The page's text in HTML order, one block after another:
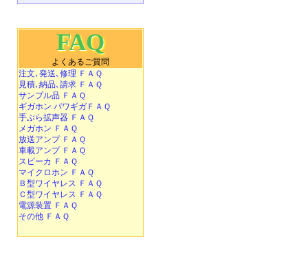
FAQ
よくあるご質問
注文､発送､修理 ＦＡＱ
見積､納品､請求 ＦＡＱ
サンプル品 ＦＡＱ
ギガホン パワギガＦＡＱ
手ぶら拡声器 ＦＡＱ
メガホン ＦＡＱ
放送アンプ ＦＡＱ
車載アンプ ＦＡＱ
スピーカ ＦＡＱ
マイクロホン ＦＡＱ
Ｂ型ワイヤレス ＦＡＱ
Ｃ型ワイヤレス ＦＡＱ
電源装置 ＦＡＱ
その他 ＦＡＱ